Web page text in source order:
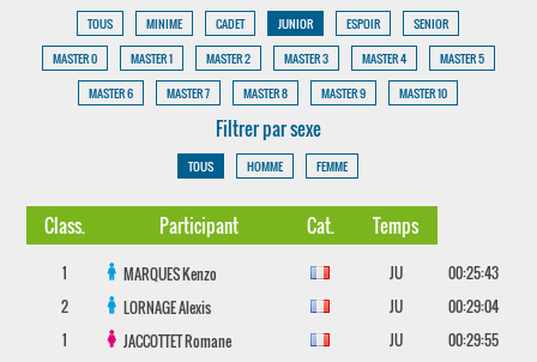
TOUS MINIME CADET JUNIOR ESPOIR
SENIOR
MASTER 0
MASTER 1 MASTER 2 MASTER 3 MASTER 4
MASTER 5
MASTER 6
MASTER 7 MASTER 8 MASTER 9 MASTER 10
Filtrer par sexe
TOUS HOMME FEMME
Class. Participant Cat. Temps
1 MARQUESKenzo JU
00:25:43
2
LORNAGEAlexis JU
00:29:04
1
JACCOTTETRomane JU
00:29:55